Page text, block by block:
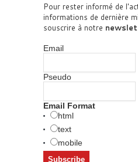
Pour rester informé de
informations de dernière
souscrire à notre
Email
Pseudo
Email Format
html
text
mobile